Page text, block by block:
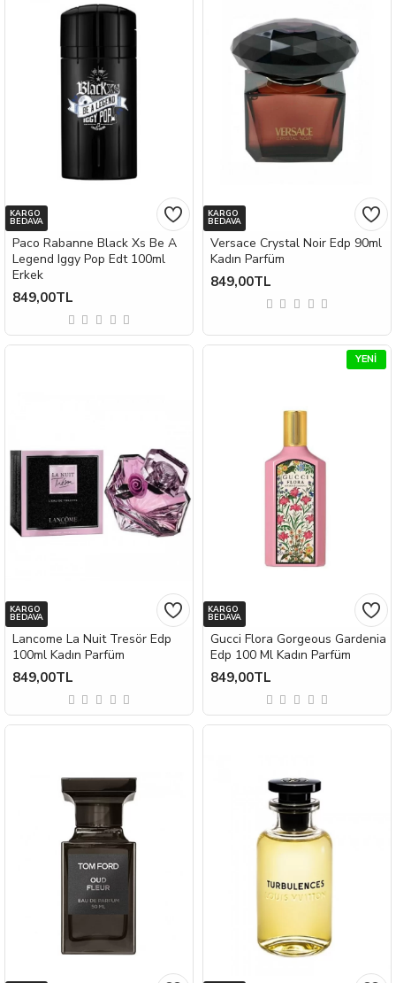
KARGO
BEDAVA
Paco Rabanne Black Xs Be A
Legend Iggy Pop Edt 100ml
Erkek
849,00TL
KARGO
BEDAVA
Versace Crystal Noir Edp 90ml
Kadın Parfüm
849,00TL
KARGO
BEDAVA
Lancome La Nuit Tresör Edp
100ml Kadın Parfüm
849,00TL
YENI
KARGO
BEDAVA
Gucci Flora Gorgeous Gardenia
Edp 100 Ml Kadın Parfüm
849,00TL